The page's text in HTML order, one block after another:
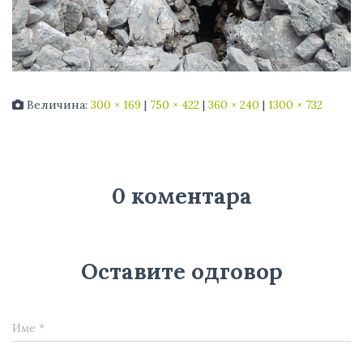
Величина: 300 × 169 | 750 × 422 | 360 × 240 | 1300 × 732
0 коментара
Оставите одговор
Име *